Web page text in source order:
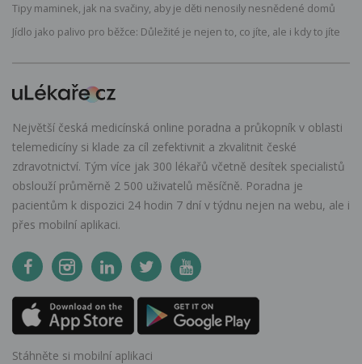
Tipy maminek, jak na svačiny, aby je děti nenosily nesnědené domů
Jídlo jako palivo pro běžce: Důležité je nejen to, co jíte, ale i kdy to jíte
Největší česká medicínská online poradna a průkopník v oblasti
telemedicíny si klade za cíl zefektivnit a zkvalitnit české
zdravotnictví. Tým více jak 300 lékařů včetně desítek specialistů
obslouží průměrně 2 500 uživatelů měsíčně. Poradna je
pacientům k dispozici 24 hodin 7 dní v týdnu nejen na webu, ale i
přes mobilní aplikaci.
Stáhněte si mobilní aplikaci